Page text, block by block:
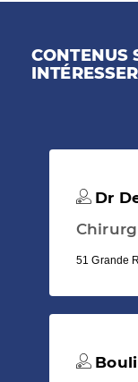
CONTENUS
INTÉRESSER
Dr
51 Grande